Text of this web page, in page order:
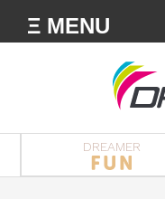
Ξ MENU
DREAMER